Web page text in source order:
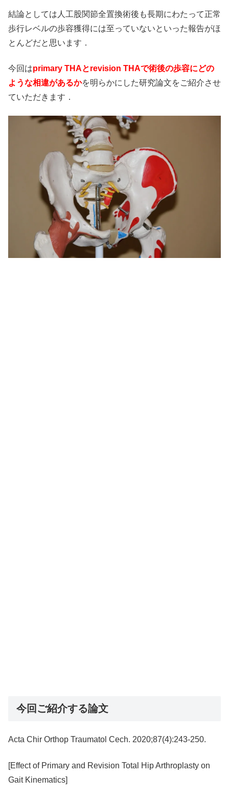
結論としては人工股関節全置換術後も長期にわたって正常
歩行レベルの歩容獲得には至っていないといった報告がほ
とんどだと思います．
今回はprimary THAとrevision THAで術後の歩容にどの
ような相違があるかを明らかにした研究論文をご紹介させ
ていただきます．
今回ご紹介する論文
Acta Chir Orthop Traumatol Cech. 2020;87(4):243-250.
[Effect of Primary and Revision Total Hip Arthroplasty on
Gait Kinematics]